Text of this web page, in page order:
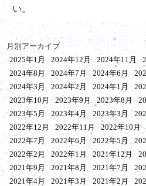
い。
月別アーカイブ
2025年1月
2024年12月 2024年11月
2024年8月
2024年7月 2024年6月
2024年3月
2024年2月 2024年1月
2023年10月
2023年9月 2023年8月
2023年5月
2023年4月 2023年3月
2022年12月
2022年11月 2022年10月
2022年7月
2022年6月 2022年5月
2022年2月
2022年1月 2021年12月
2021年9月
2021年8月 2021年7月
2021年4月
2021年3月 2021年2月